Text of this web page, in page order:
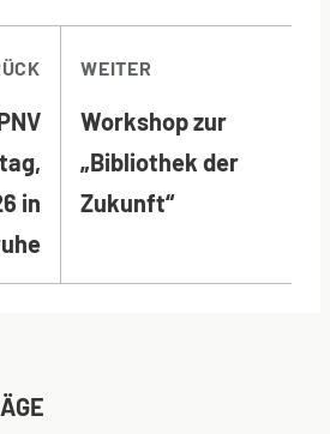
in
WEITER
Workshop zur
„Bibliothek der
Zukunft“